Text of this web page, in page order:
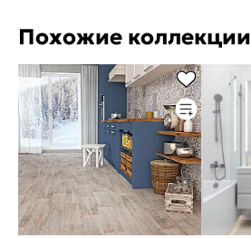
Похожие коллекции